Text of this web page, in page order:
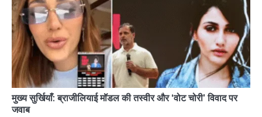
मुख्य सुर्खियाँ: ब्राजीलियाई मॉडल की तस्वीर और ‘वोट चोरी’ विवाद पर
जवाब